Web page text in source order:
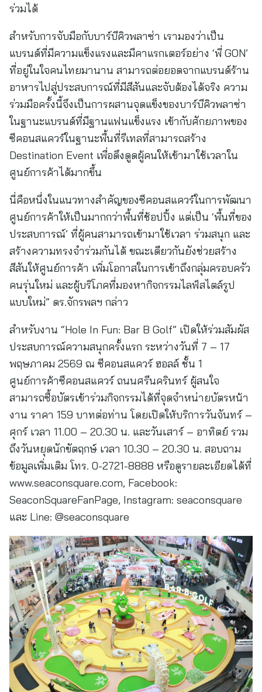
ร่วมได้
สำหรับการจับมือกับบาร์บีคิวพลาซ่า เรามองว่าเป็น
แบรนด์ที่มีความแข็งแรงและมีคาแรกเตอร์อย่าง ‘พี่ GON’
ที่อยู่ในใจคนไทยมานาน สามารถต่อยอดจากแบรนด์ร้าน
อาหารไปสู่ประสบการณ์ที่มีสีสันและจับต้องได้จริง ความ
ร่วมมือครั้งนี้จึงเป็นการผสานจุดแข็งของบาร์บีคิวพลาซ่า
ในฐานะแบรนด์ที่มีฐานแฟนแข็งแรง เข้ากับศักยภาพของ
ซีคอนสแควร์ในฐานะพื้นที่รีเทลที่สามารถสร้าง
Destination Event เพื่อดึงดูดผู้คนให้เข้ามาใช้เวลาใน
ศูนย์การค้าได้มากขึ้น
นี่คือหนึ่งในแนวทางสำคัญของซีคอนสแควร์ในการพัฒนา
ศูนย์การค้าให้เป็นมากกว่าพื้นที่ช้อปปิ้ง แต่เป็น ‘พื้นที่ของ
ประสบการณ์’ ที่ผู้คนสามารถเข้ามาใช้เวลา ร่วมสนุก และ
สร้างความทรงจำร่วมกันได้ ขณะเดียวกันยังช่วยสร้าง
สีสันให้ศูนย์การค้า เพิ่มโอกาสในการเข้าถึงกลุ่มครอบครัว
คนรุ่นใหม่ และผู้บริโภคที่มองหากิจกรรมไลฟ์สไตล์รูป
แบบใหม่” ดร.จักรพลฯ กล่าว
สำหรับงาน “Hole In Fun: Bar B Golf” เปิดให้ร่วมสัมผัส
ประสบการณ์ความสนุกครั้งแรก ระหว่างวันที่ 7 – 17
พฤษภาคม 2569 ณ ซีคอนสแควร์ ฮอลล์ ชั้น 1
ศูนย์การค้าซีคอนสแควร์ ถนนศรีนครินทร์ ผู้สนใจ
สามารถซื้อบัตรเข้าร่วมกิจกรรมได้ที่จุดจำหน่ายบัตรหน้า
งาน ราคา 159 บาทต่อท่าน โดยเปิดให้บริการวันจันทร์ –
ศุกร์ เวลา 11.00 – 20.30 น. และวันเสาร์ – อาทิตย์ รวม
ถึงวันหยุดนักขัตฤกษ์ เวลา 10.30 – 20.30 น. สอบถาม
ข้อมูลเพิ่มเติม โทร. 0-2721-8888 หรือดูรายละเอียดได้ที่
www.seaconsquare.com, Facebook:
SeaconSquareFanPage, Instagram: seaconsquare
และ Line: @seaconsquare